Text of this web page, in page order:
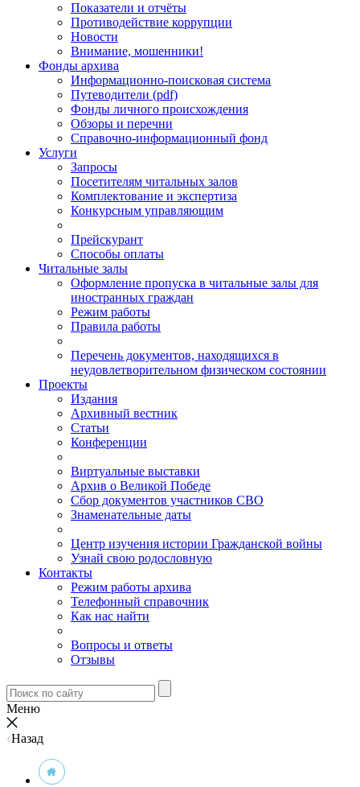
Показатели и отчёты
Противодействие коррупции
Новости
Внимание, мошенники!
Фонды архива
Информационно-поисковая система
Путеводители (pdf)
Фонды личного происхождения
Обзоры и перечни
Справочно-информационный фонд
Услуги
Запросы
Посетителям читальных залов
Комплектование и экспертиза
Конкурсным управляющим
Прейскурант
Способы оплаты
Читальные залы
Оформление пропуска в читальные залы для
иностранных граждан
Режим работы
Правила работы
Перечень документов, находящихся в
неудовлетворительном физическом состоянии
Проекты
Издания
Архивный вестник
Статьи
Конференции
Виртуальные выставки
Архив о Великой Победе
Сбор документов участников СВО
Знаменательные даты
Центр изучения истории Гражданской войны
Узнай свою родословную
Контакты
Режим работы архива
Телефонный справочник
Как нас найти
Вопросы и ответы
Отзывы
Меню
Назад